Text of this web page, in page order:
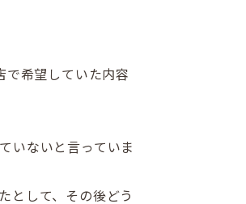
で希望していた内容
いないと言っていま
として、その後どう